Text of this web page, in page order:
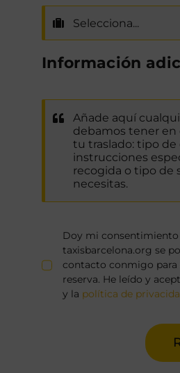
Información
Doy mi consentimiento
taxisbarcelona.org se
contacto conmigo
reserva. He leído y
y la política de